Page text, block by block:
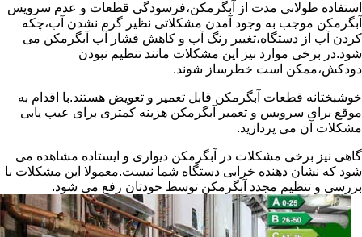
استفاده طولانی مدت از آبگرمکن،فرسودگی قطعات و عدم سرویس
آبگرمکن موجب به وجود آمدن مشکلاتی نظیر گرم نشدن آب،چکه
کردن آب از دستگاه،تغییر رنگ آب و کاهش فشار آب آبگرمکن می
شود.در برخی موارد نیز این مشکلات مانند تنظیم نبودن
دودکش،ممکن است خطرساز شوند.
خوشبختانه قطعات آبگرمکن قابل تعمیر و تعویض هستند.با اقدام به
موقع برای سرویس و تعمیر آبگرمکن هزینه کمتری برای عیب یابی
مشکلات آن می پردازید.
گاهی نیز برخی مشکلات در آبگرمکن دیواری و ایستاده مشاهده می
شود که نشان دهنده خرابی دستگاه شما نیست.معمولا این مشکلات با
بررسی و تنظیم مجدد آبگرمکن توسط خودتان رفع می شود.